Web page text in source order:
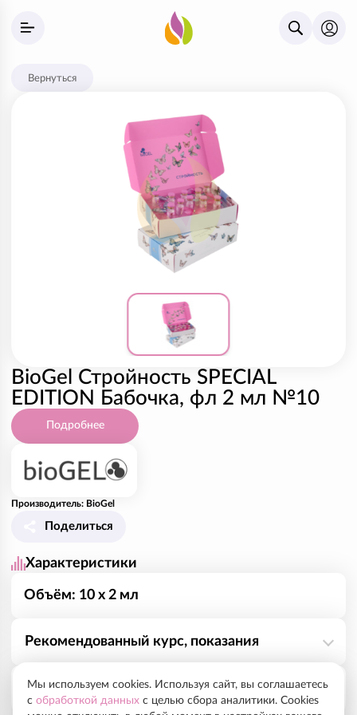
Вернуться
BioGel Стройность SPECIAL
EDITION Бабочка, фл 2 мл №10
Подробнее
Производитель: BioGel
Поделиться
Характеристики
Объём: 10 х 2 мл
Рекомендованный курс, показания
• Создание четкого овала лица без «брылей»
• Работа с жировыми «ловушками» на лице
Способ применения
Мы используем cookies. Используя сайт, вы соглашаетесь
с обработкой данных с целью сбора аналитики. Cookies